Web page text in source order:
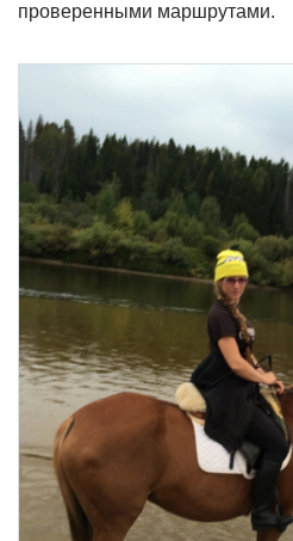
проверенными маршрутами.